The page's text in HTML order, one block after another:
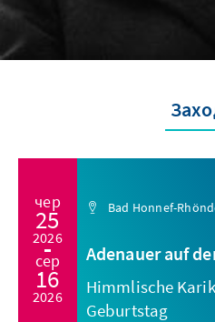
чер
25
2026
сер
16
2026
Bad Honnef-
Adenauer auf
Himmlische
Geburtstag